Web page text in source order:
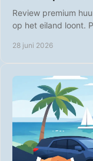
Review premium
op het eiland loont.
28 juni 2026